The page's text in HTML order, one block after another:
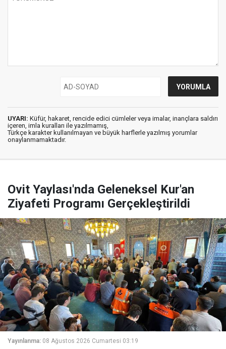
UYARI: Küfür, hakaret, rencide edici cümleler veya imalar, inançlara saldırı
içeren, imla kuralları ile yazılmamış,
Türkçe karakter kullanılmayan ve büyük harflerle yazılmış yorumlar
onaylanmamaktadır.
Ovit Yaylası'nda Geleneksel Kur'an
Ziyafeti Programı Gerçekleştirildi
Yayınlanma: 08 Ağustos 2026 Cumartesi 03:19